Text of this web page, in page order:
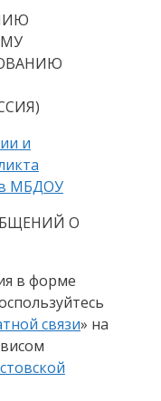
и
МБДОУ
О
в форме
связи» на